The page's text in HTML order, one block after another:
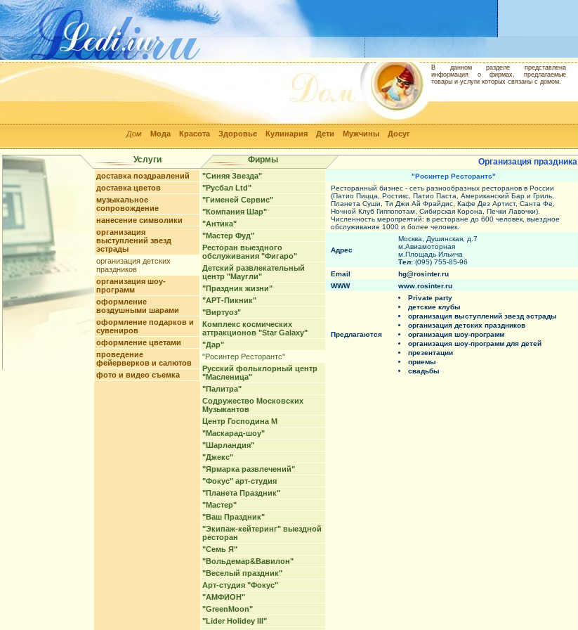
Дом Мода Красота Здоровье Кулинария Дети Мужчины Досуг
В данном разделе представлена
информация о фирмах, предлагаемые
товары и услуги которых связаны с домом.
Услуги Фирмы Организация праздника
доставка поздравлений
доставка цветов
музыкальное
сопровождение
нанесение символики
организация
выступлений звезд
эстрады
организация детских
праздников
организация шоу-
программ
оформление
воздушными шарами
оформление подарков и
сувениров
оформление цветами
проведение
фейерверков и салютов
фото и видео съемка
"Синяя Звезда"
"Русбал Ltd"
"Гименей Сервис"
"Компания Шар"
"Антика"
"Мастер Фуд"
Ресторан выездного
обслуживания "Фигаро"
Детский развлекательный
центр "Маугли"
"Праздник жизни"
"АРТ-Пикник"
"Виртуоз"
Комплекс космических
аттракционов "Star Galaxy"
"Дар"
"Росинтер Ресторантс"
Русский фольклорный центр
"Масленица"
"Палитра"
Содружество Московских
Музыкантов
Центр Господина М
"Маскарад-шоу"
"Шарландия"
"Джекс"
"Ярмарка развлечений"
"Фокус" арт-студия
"Планета Праздник"
"Мастер"
"Ваш Праздник"
"Экипаж-кейтеринг" выездной
ресторан
"Семь Я"
"Вольдемар&Вавилон"
"Веселый праздник"
Арт-студия "Фокус"
"АМФИОН"
"GreenMoon"
"Lider Holidey III"
"Росинтер Ресторантс"
Ресторанный бизнес - сеть разнообразных ресторанов в России
(Патио Пицца, Ростикс, Патио Паста, Американский Бар и Гриль,
Планета Суши, Ти Джи Ай Фрайдис, Кафе Дез Артист, Санта Фе,
Ночной Клуб Гиппопотам, Сибирская Корона, Печки Лавочки).
Численность меропреятий: в ресторане до 600 человек, выездное
обслуживание 1000 и более человек.
Адрес
Москва, Душинская, д.7
м.Авиамоторная
м.Площадь Ильича
Тел: (095) 755-85-96
Email
hg@rosinter.ru
WWW
www.rosinter.ru
Предлагаются
Private party
детские клубы
организация выступлений звезд эстрады
организация детских праздников
организация шоу-программ
организация шоу-программ для детей
презентации
приемы
свадьбы